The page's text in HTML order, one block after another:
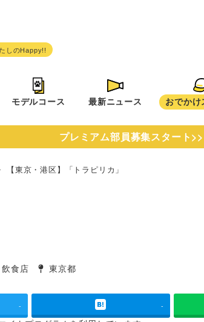
モデルコース 最新ニュース おでかけ
プレミアム部員募集スタート>>
【東京・港区】「トラピリカ」
食店
タグ
東京都
- -